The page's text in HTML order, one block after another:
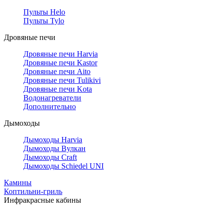
Пульты Helo
Пульты Tylo
Дровяные печи
Дровяные печи Harvia
Дровяные печи Kastor
Дровяные печи Aito
Дровяные печи Tulikivi
Дровяные печи Kota
Водонагреватели
Дополнительно
Дымоходы
Дымоходы Harvia
Дымоходы Вулкан
Дымоходы Craft
Дымоходы Schiedel UNI
Камины
Коптильни-гриль
Инфракрасные кабины